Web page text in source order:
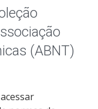
(ABNT)